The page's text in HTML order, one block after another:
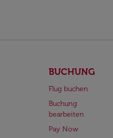
BUCHUNG
Flug buchen
Buchung
bearbeiten
Pay Now